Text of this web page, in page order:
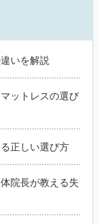
いを解説
ットレスの選び
正しい選び方
院長が教える失